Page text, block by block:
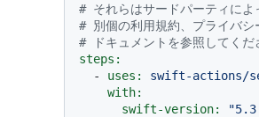
# それらはサードパーティによ
# 別個の利用規約、プライバシ
# ドキュメントを参照してくだ
steps:
-
uses:
swift-actions/
with:
swift-version: